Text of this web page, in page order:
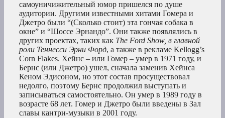
самоуничижительный юмор пришелся по душе
аудитории. Другими известными хитами Гомера и
Джетро были “(Сколько стоит) эта гончая собака в
окне” и “Шоссе Эрнандо”. Они также появлялись в
других проектах, таких как The Ford Show, в главной
роли Теннесси Эрни Форд, а также в рекламе Kellogg’s
Corn Flakes. Хейнс – или Гомер – умер в 1971 году, и
Бернс (или Джетро) ушел, сначала заменив Хейнса
Кеном Эдисоном, но этот состав просуществовал
недолго, поэтому Бернс продолжил выступать и
записываться самостоятельно. Он умер в 1989 году в
возрасте 68 лет. Гомер и Джетро были введены в Зал
славы кантри-музыки в 2001 году.